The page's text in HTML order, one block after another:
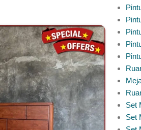
Set
Set